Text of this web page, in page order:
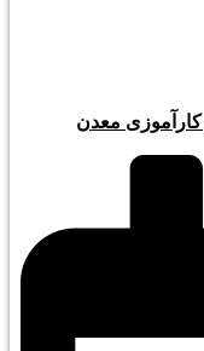
کارآموزی معدن